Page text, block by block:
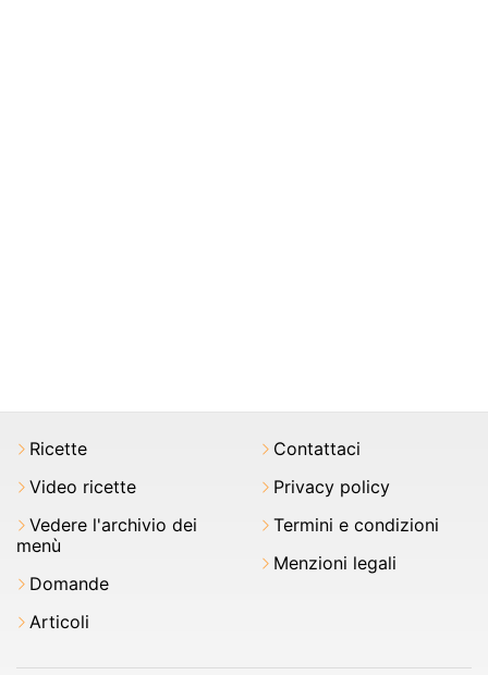
Ricette
Video ricette
Vedere l'archivio dei
menù
Domande
Articoli
Contattaci
Privacy policy
Termini e condizioni
Menzioni legali